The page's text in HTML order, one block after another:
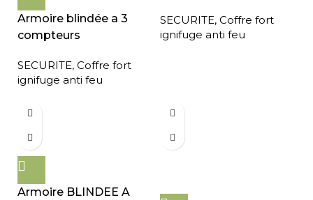
Armoire blindée a 3
compteurs
SECURITE, Coffre fort
ignifuge anti feu
SECURITE, Coffre fort
ignifuge anti feu
Armoire BLINDEE A